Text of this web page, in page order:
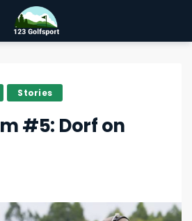
Stories
#5: Dorf on